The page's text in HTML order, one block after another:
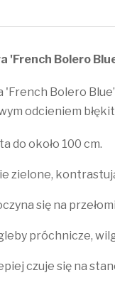
'French Bolero
Bolero
odcieniem
do około 100 cm.
zielone,
się na
próchnicze,
czuje się na